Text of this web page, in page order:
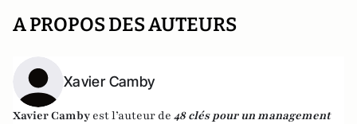
A PROPOS DES AUTEURS
Xavier Camby
Xavier Camby est l’auteur de 48 clés pour un management